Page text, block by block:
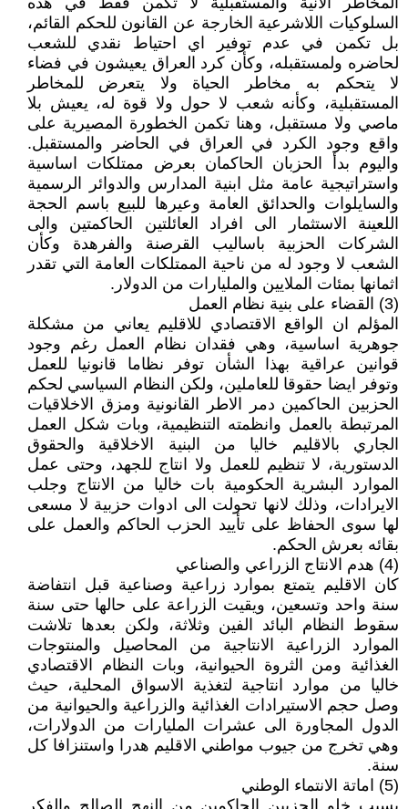
السلوكيات اللاشرعية الخارجة عن القانون للحكم القائم،
بل تكمن في عدم توفير اي احتياط نقدي للشعب
لحاضره ولمستقبله، وكأن كرد العراق يعيشون في فضاء
لا يتحكم به مخاطر الحياة ولا يتعرض للمخاطر
المستقبلية، وكأنه شعب لا حول ولا قوة له، يعيش بلا
ماصي ولا مستقبل، وهنا تكمن الخطورة المصيرية على
واقع وجود الكرد في العراق في الحاضر والمستقبل.
واليوم بدأ الحزبان الحاكمان بعرض ممتلكات اساسية
واستراتيجية عامة مثل ابنية المدارس والدوائر الرسمية
والسايلوات والحدائق العامة وعيرها للبيع باسم الحجة
اللعينة الاستثمار الى افراد العائلتين الحاكمتين والى
الشركات الحزبية باساليب القرصنة والفرهدة وكأن
الشعب لا وجود له من ناحية الممتلكات العامة التي تقدر
اثمانها بمئات الملايين والمليارات من الدولار.
(3) القضاء على بنية نظام العمل
المؤلم ان الواقع الاقتصادي للاقليم يعاني من مشكلة
جوهرية اساسية، وهي فقدان نظام العمل رغم وجود
قوانين عراقية بهذا الشأن توفر نظاما قانونيا للعمل
وتوفر ايضا حقوقا للعاملين، ولكن النظام السياسي لحكم
الحزبين الحاكمين دمر الاطر القانونية ومزق الاخلاقيات
المرتبطة بالعمل وانظمته التنظيمية، وبات شكل العمل
الجاري بالاقليم خاليا من البنية الاخلاقية والحقوق
الدستورية، لا تنظيم للعمل ولا انتاج للجهد، وحتى عمل
الموارد البشرية الحكومية بات خاليا من الانتاج وجلب
الايرادات، وذلك لانها تحولت الى ادوات حزبية لا مسعى
لها سوى الحفاظ على تأييد الحزب الحاكم والعمل على
بقائه بعرش الحكم.
(4) هدم الانتاج الزراعي والصناعي
كان الاقليم يتمتع بموارد زراعية وصناعية قبل انتفاضة
سنة واحد وتسعين، ويقيت الزراعة على حالها حتى سنة
سقوط النظام البائد الفين وثلاثة، ولكن بعدها تلاشت
الموارد الزراعية الانتاجية من المحاصيل والمنتوجات
الغذائية ومن الثروة الحيوانية، وبات النظام الاقتصادي
خاليا من موارد انتاجية لتغذية الاسواق المحلية، حيث
وصل حجم الاستيرادات الغذائية والزراعية والحيوانية من
الدول المجاورة الى عشرات المليارات من الدولارات،
وهي تخرج من جيوب مواطني الاقليم هدرا واستنزافا كل
سنة.
(5) اماتة الانتماء الوطني